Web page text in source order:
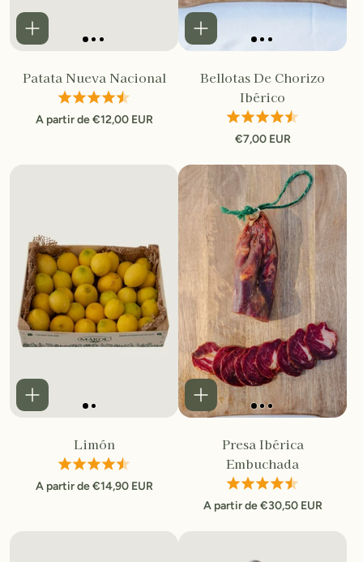
Patata Nueva Nacional
A partir de €12,00 EUR
Bellotas De Chorizo
Ibérico
€7,00 EUR
Limón
A partir de €14,90 EUR
Presa Ibérica
Embuchada
A partir de €30,50 EUR